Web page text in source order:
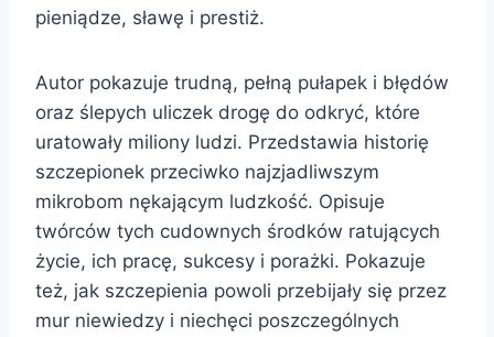
pieniądze, sławę i prestiż.
Autor pokazuje trudną, pełną pułapek i błędów
oraz ślepych uliczek drogę do odkryć, które
uratowały miliony ludzi. Przedstawia historię
szczepionek przeciwko najzjadliwszym
mikrobom nękającym ludzkość. Opisuje
twórców tych cudownych środków ratujących
życie, ich pracę, sukcesy i porażki. Pokazuje
też, jak szczepienia powoli przebijały się przez
mur niewiedzy i niechęci poszczególnych